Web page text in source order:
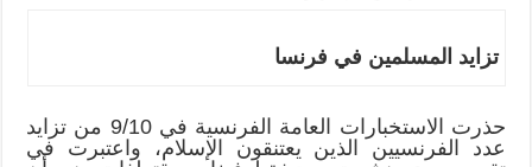
تزايد المسلمين في فرنسا
حذرت الاستخبارات العامة الفرنسية في 9/10 من تزايد
عدد الفرنسيين الذين يعتنقون الإسلام، واعتبرت في